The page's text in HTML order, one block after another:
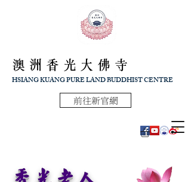
澳洲香光大佛寺
HSIANG KUANG PURE LAND BUDDHIST CENTRE
前往新官網
香光老人